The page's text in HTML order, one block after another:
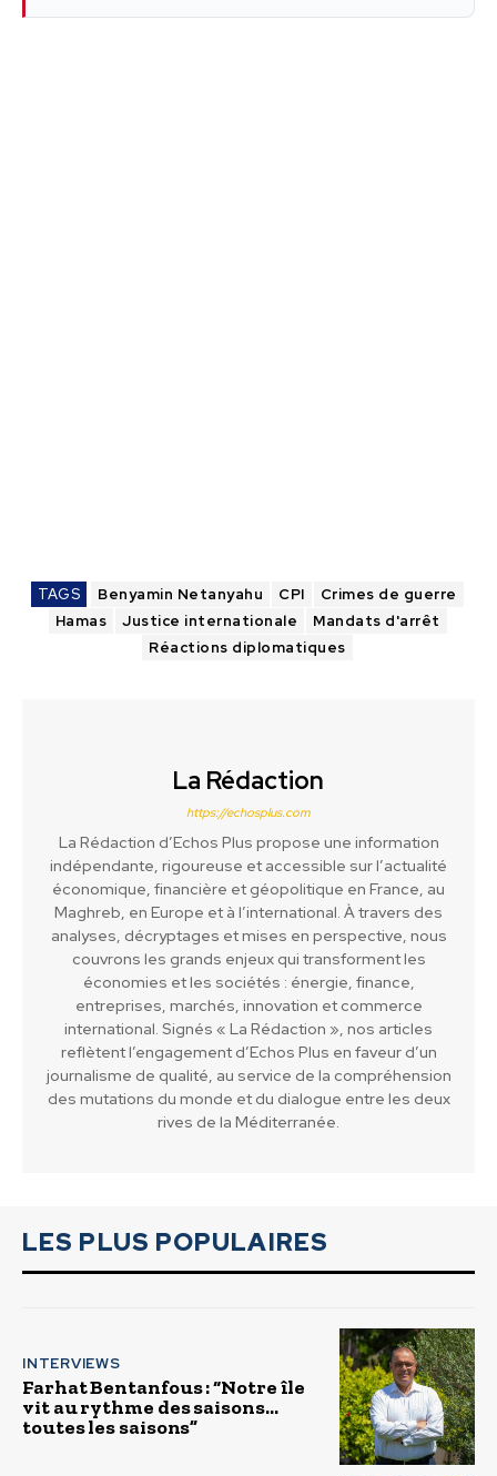
TAGS Benyamin Netanyahu CPI
Crimes de guerre
Hamas
Justice internationale
Mandats d'arrêt
Réactions diplomatiques
La Rédaction
https://echosplus.com
La Rédaction d’Echos Plus propose une information
indépendante, rigoureuse et accessible sur l’actualité
économique, financière et géopolitique en France, au
Maghreb, en Europe et à l’international. À travers des
analyses, décryptages et mises en perspective, nous
couvrons les grands enjeux qui transforment les
économies et les sociétés : énergie, finance,
entreprises, marchés, innovation et commerce
international. Signés « La Rédaction », nos articles
reflètent l’engagement d’Echos Plus en faveur d’un
journalisme de qualité, au service de la compréhension
des mutations du monde et du dialogue entre les deux
rives de la Méditerranée.
LES PLUS POPULAIRES
INTERVIEWS
Farhat Bentanfous : “Notre île
vit au rythme des saisons…
toutes les saisons”